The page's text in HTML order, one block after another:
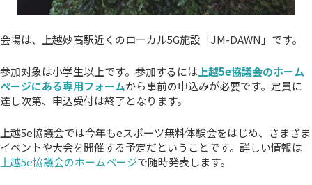
会場は、上越妙高駅近くのローカル5G施設「JM-DAWN」です。
参加対象は小学生以上です。参加するには 上越5e協議会のホーム
ページにある専用フォームから事前の申込みが必要です。定員に
達し次第、申込受付は終了となります。
上越5e協議会では今年もeスポーツ無料体験会をはじめ、さまざま
イベントや大会を開催する予定だということです。詳しい情報は
上越5e協議会のホームページで随時発表します。